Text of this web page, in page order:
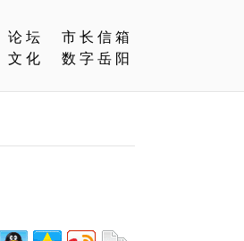
论坛
市长信箱
文化
数字岳阳